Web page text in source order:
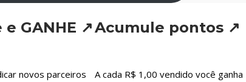
GANHE ↗
novos parceiros
Acumule pontos ↗
A cada R$ 1,00 vendido você ganha